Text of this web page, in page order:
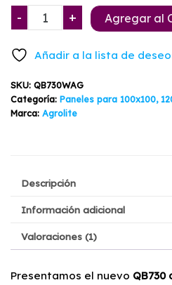
era:
$689.900.
-
Quantum
Bar
2.9
Agrolite
cantidad
+ Agregar al
Añadir a la lista de
SKU: QB730WAG
Categoría: Paneles para 100x100,
Marca: Agrolite
Descripción
Información adicional
Valoraciones (1)
Presentamos el nuevo